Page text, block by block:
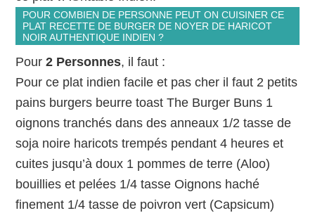
POUR COMBIEN DE PERSONNE PEUT ON CUISINER CE
PLAT RECETTE DE BURGER DE NOYER DE HARICOT
NOIR AUTHENTIQUE INDIEN ?
Pour2 Personnes, il faut :
Pour ce plat indien facile et pas cher il faut 2 petits
pains burgers beurre toast The Burger Buns 1
oignons tranchés dans des anneaux 1/2 tasse de
soja noire haricots trempés pendant 4 heures et
cuites jusqu’à doux 1 pommes de terre (Aloo)
bouillies et pelées 1/4 tasse Oignons haché
finement 1/4 tasse de poivron vert (Capsicum)